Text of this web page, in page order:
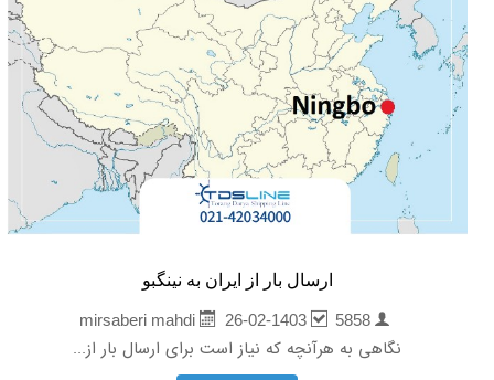
ارسال بار از ایران به نینگبو
mirsaberi mahdi
26-02-1403 5858
نگاهی به هرآنچه که نیاز است برای ارسال بار از...